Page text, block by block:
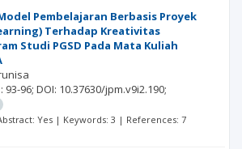
Pembelajaran Berbasis Proyek
Terhadap Kreativitas
Studi PGSD Pada Mata Kuliah
: 93-96; DOI: 10.37630/jpm.v9i2.190;
Yes | Keywords: 3 | References: 7